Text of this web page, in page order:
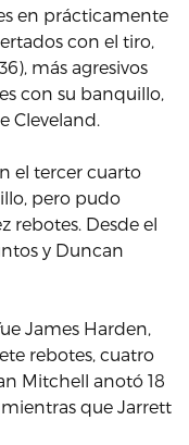
en prácticamente
con el tiro,
más agresivos
con su banquillo,
Cleveland.
el tercer cuarto
pero pudo
rebotes. Desde el
y Duncan
James Harden,
rebotes, cuatro
Mitchell anotó 18
que Jarrett